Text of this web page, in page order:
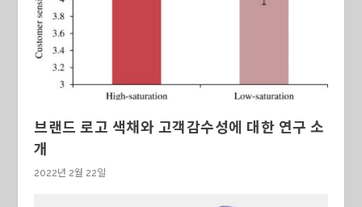
브랜드 로고 색채와 고객감수성에 대한 연구 소
개
2022년 2월 22일